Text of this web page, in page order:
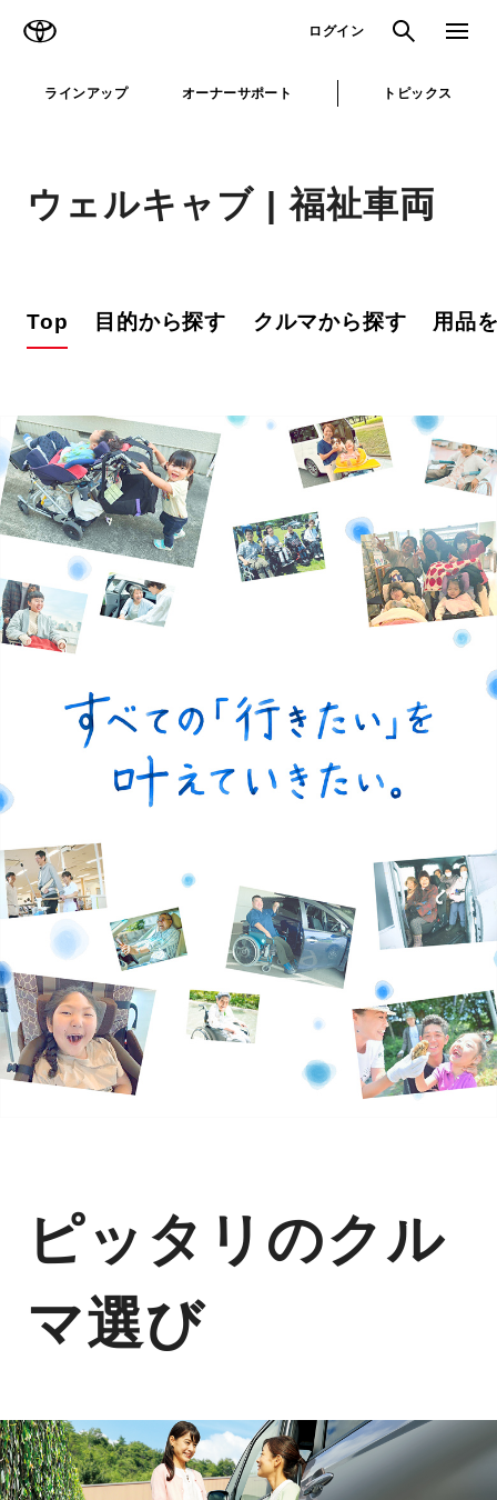
ログイン 検索 メニュ
ラインアップ オーナーサポート トピックス
ウェルキャブ | 福祉車両
Top 目的から探す クルマから探す 用品
ピッタリのクル
マ選び